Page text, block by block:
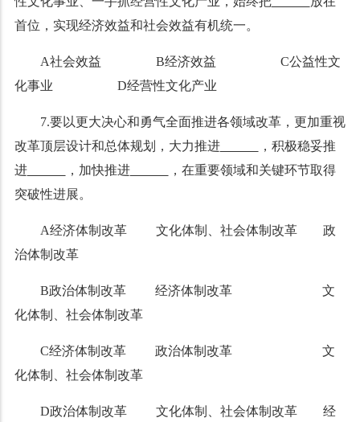
首位，实现经济效益和社会效益有机统一。
A社会效益 B经济效益 C公益性文
化事业 D经营性文化产业
7.要以更大决心和勇气全面推进各领域改革，更加重视
改革顶层设计和总体规划，大力推进
，积极稳妥推
进
，加快推进
，在重要领域和关键环节取得
突破性进展。
A经济体制改革 文化体制、社会体制改革 政
治体制改革
B政治体制改革 经济体制改革 文
化体制、社会体制改革
C经济体制改革 政治体制改革 文
化体制、社会体制改革
D政治体制改革 文化体制、社会体制改革 经